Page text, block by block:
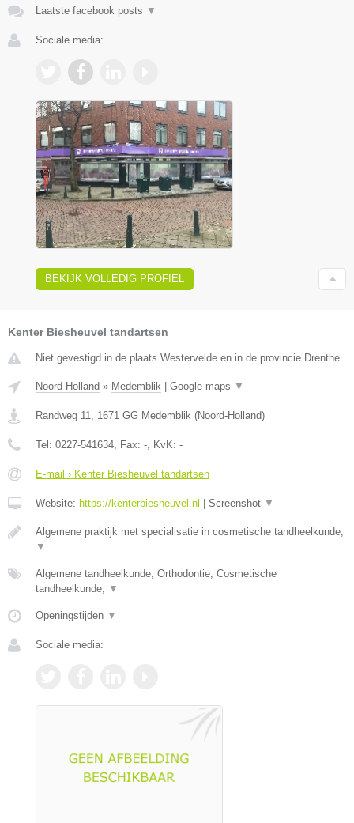
Laatste facebook posts ▼
Sociale media:
BEKIJK VOLLEDIG PROFIEL
Kenter Biesheuvel tandartsen
Niet gevestigd in de plaats Westervelde en in de provincie Drenthe.
Noord-Holland » Medemblik | Google maps ▼
Randweg 11 1671 GG Medemblik (Noord-Holland)
Tel: 0227-541634 , Fax: - , KvK: -
E-mail › Kenter Biesheuvel tandartsen
Website: https://kenterbiesheuvel.nl | Screenshot ▼
Algemene praktijk met specialisatie in cosmetische tandheelkunde,
▼
Algemene tandheelkunde, Orthodontie, Cosmetische
tandheelkunde,
▼
Openingstijden ▼
Sociale media: